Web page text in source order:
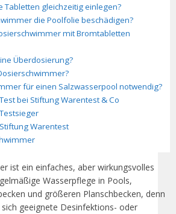
Tabletten gleichzeitig einlegen?
die Poolfolie beschädigen?
mit Bromtabletten
Überdosierung?
für einen Salzwasserpool notwendig?
bei Stiftung Warentest & Co
Warentest
ist ein einfaches, aber wirkungsvolles
Wasserpflege in Pools,
und größeren Planschbecken, denn
geeignete Desinfektions- oder